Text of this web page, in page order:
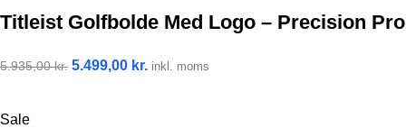
Titleist Golfbolde Med Logo – Precision Pro
5.935,00kr. 5.499,00 kr. inkl. moms
Sale